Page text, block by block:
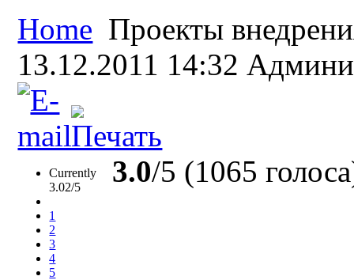
Home Проекты
13.12.2011 14:32
Currently
3.02/5
1
2
3
4
5
3.0/5 (1065